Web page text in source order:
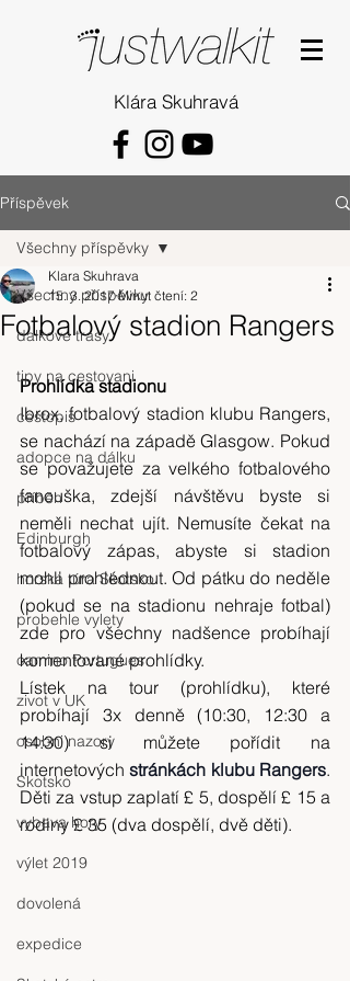
Klára Skuhravá
Příspěvek
Všechny příspěvky
dalkove trasy
tipy na cestovani
cestopis
adopce na dálku
příběh
Edinburgh
horská túra Skotsko
probehle vylety
camino Portugues
zivot v UK
osobni nazory
Skotsko
vybava hory
výlet 2019
dovolená
expedice
Všechny příspěvky
Fotbalový stadion Rangers
Klara Skuhrava
15. 3. 2017 Minut čtení: 2
Prohlídka stadionu
Ibrox, fotbalový stadion klubu Rangers,
se nachází na západě Glasgow. Pokud
se považujete za velkého fotbalového
fanouška, zdejší návštěvu byste si
neměli nechat ujít. Nemusíte čekat na
fotbalový zápas, abyste si stadion
mohli prohlédnout. Od pátku do neděle
(pokud se na stadionu nehraje fotbal)
zde pro všechny nadšence probíhají
komentované prohlídky.
Lístek na tour (prohlídku), které
probíhají 3x denně (10:30, 12:30 a
14:30) si můžete pořídit na
internetových stránkách klubu Rangers.
Děti za vstup zaplatí £ 5, dospělí £ 15 a
rodiny £ 35 (dva dospělí, dvě děti).